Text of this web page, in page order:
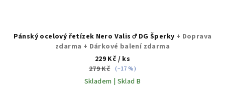
Pánský ocelový řetízek Nero Valis ♂️ DG Šperky + Doprava
zdarma + Dárkové balení zdarma
229 Kč / ks
279 Kč (–17 %)
Skladem | Sklad B